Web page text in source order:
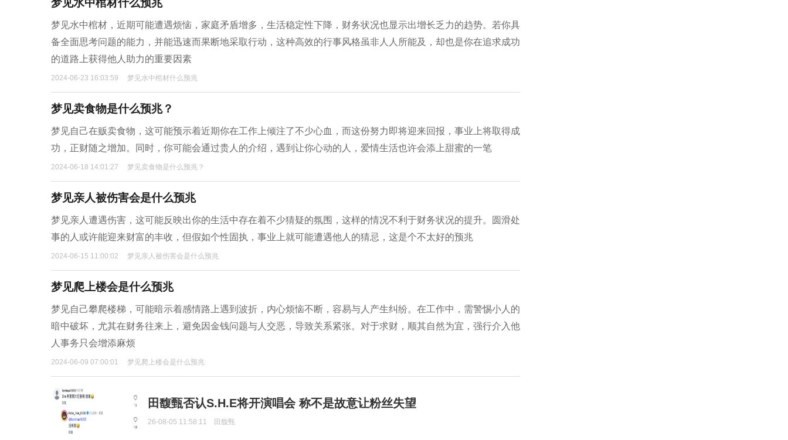
梦见水中棺材什么预兆
梦见水中棺材，近期可能遭遇烦恼，家庭矛盾增多，生活稳定性下降，财务状况也显示出增长乏力的趋势。若你具
备全面思考问题的能力，并能迅速而果断地采取行动，这种高效的行事风格虽非人人所能及，却也是你在追求成功
的道路上获得他人助力的重要因素
2024-06-23 16:03:59 梦见水中棺材什么预兆
梦见卖食物是什么预兆？
梦见自己在贩卖食物，这可能预示着近期你在工作上倾注了不少心血，而这份努力即将迎来回报，事业上将取得成
功，正财随之增加。同时，你可能会通过贵人的介绍，遇到让你心动的人，爱情生活也许会添上甜蜜的一笔
2024-06-18 14:01:27 梦见卖食物是什么预兆？
梦见亲人被伤害会是什么预兆
梦见亲人遭遇伤害，这可能反映出你的生活中存在着不少猜疑的氛围，这样的情况不利于财务状况的提升。圆滑处
事的人或许能迎来财富的丰收，但假如个性固执，事业上就可能遭遇他人的猜忌，这是个不太好的预兆
2024-06-15 11:00:02 梦见亲人被伤害会是什么预兆
梦见爬上楼会是什么预兆
梦见自己攀爬楼梯，可能暗示着感情路上遇到波折，内心烦恼不断，容易与人产生纠纷。在工作中，需警惕小人的
暗中破坏，尤其在财务往来上，避免因金钱问题与人交恶，导致关系紧张。对于求财，顺其自然为宜，强行介入他
人事务只会增添麻烦
2024-06-09 07:00:01 梦见爬上楼会是什么预兆
田馥甄否认S.H.E将开演唱会 称不是故意让粉丝失望
26-08-05 11:58:11 田馥甄